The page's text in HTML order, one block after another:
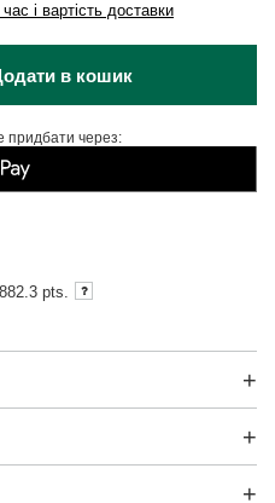
і вартість доставки
в кошик
придбати через:
882.3 pts.